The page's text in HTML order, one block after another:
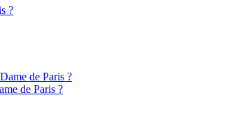
?
de Paris ?
de Paris ?